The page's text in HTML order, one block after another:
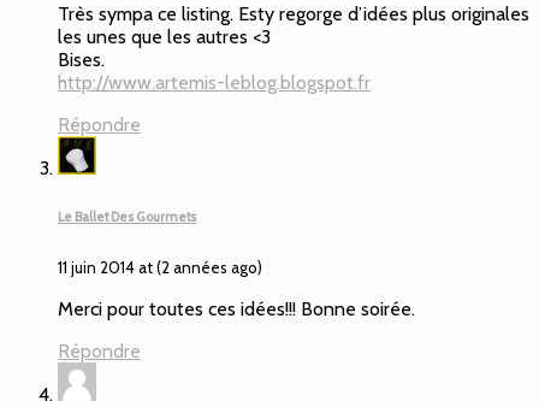
Très sympa ce listing. Esty regorge d’idées plus originales
les unes que les autres <3
Bises.
http://www.artemis-leblog.blogspot.fr
Répondre
Le Ballet Des Gourmets
11 juin 2014 at (2 années ago)
Merci pour toutes ces idées!!! Bonne soirée.
Répondre